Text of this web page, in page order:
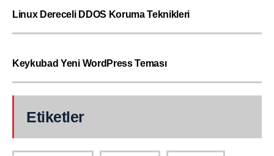
Linux Dereceli DDOS Koruma Teknikleri
Keykubad Yeni WordPress Teması
Etiketler